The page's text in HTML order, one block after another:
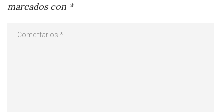
marcados con *